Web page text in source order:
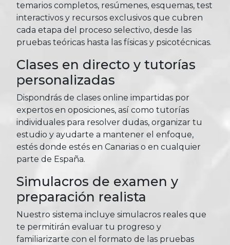
temarios completos, resúmenes, esquemas, test
interactivos y recursos exclusivos que cubren
cada etapa del proceso selectivo, desde las
pruebas teóricas hasta las físicas y psicotécnicas.
Clases en directo y tutorías
personalizadas
Dispondrás de clases online impartidas por
expertos en oposiciones, así como tutorías
individuales para resolver dudas, organizar tu
estudio y ayudarte a mantener el enfoque,
estés donde estés en Canarias o en cualquier
parte de España.
Simulacros de examen y
preparación realista
Nuestro sistema incluye simulacros reales que
te permitirán evaluar tu progreso y
familiarizarte con el formato de las pruebas